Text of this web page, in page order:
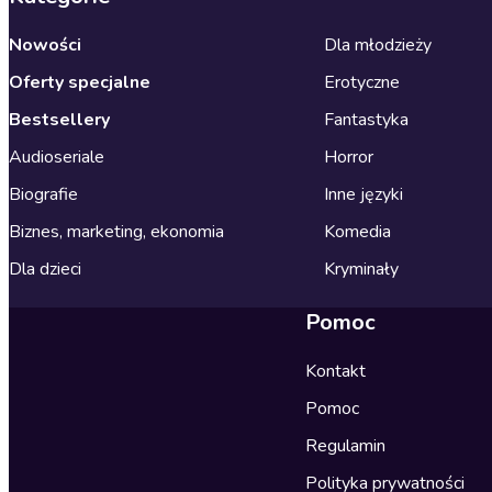
Nowości
Oferty specjalne
Bestsellery
Audioseriale
Biografie
Biznes, marketing, ekonomia
Dla dzieci
Dla młodzieży
Erotyczne
Fantastyka
Horror
Inne języki
Komedia
Kryminały
Pomoc
Kontakt
Pomoc
Regulamin
Polityka prywatności